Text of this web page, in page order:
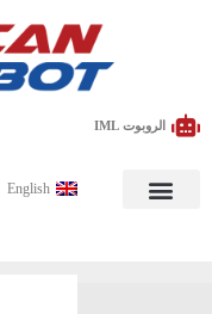
الروبوت IML
English